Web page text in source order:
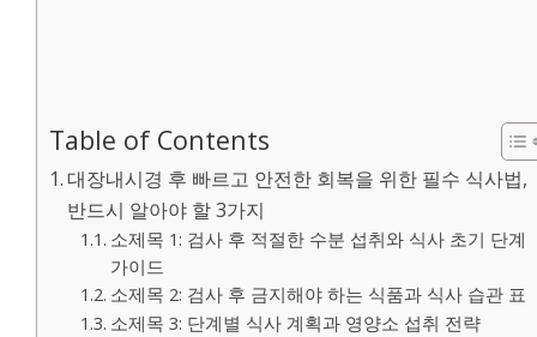
Table of Contents
대장내시경 후 빠르고 안전한 회복을 위한 필수 식사법,
반드시 알아야 할 3가지
소제목 1: 검사 후 적절한 수분 섭취와 식사 초기 단계
가이드
소제목 2: 검사 후 금지해야 하는 식품과 식사 습관 표
소제목 3: 단계별 식사 계획과 영양소 섭취 전략